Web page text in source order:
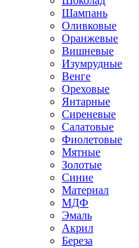
Шампань
Оливковые
Оранжевые
Вишневые
Изумрудные
Венге
Ореховые
Янтарные
Сиреневые
Салатовые
Фиолетовые
Мятные
Золотые
Синие
Материал
МДФ
Эмаль
Акрил
Береза